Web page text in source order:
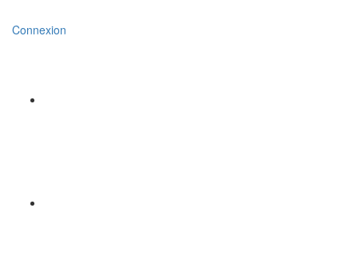
Connexion